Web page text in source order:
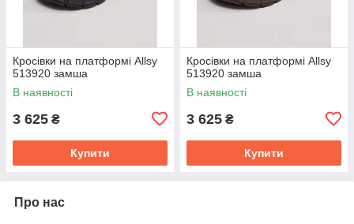
Кросівки на платформі Allsy
513920 замша
В наявності
3 625 ₴
Купити
Кросівки на платформі Allsy
513920 замша
В наявності
3 625 ₴
Купити
Про нас